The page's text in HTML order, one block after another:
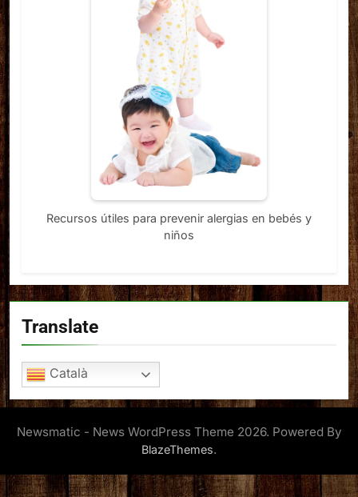
Recursos útiles para prevenir alergias en bebés y
niños
Translate
Català
Newsmatic - News WordPress Theme 2026. Powered By
BlazeThemes.